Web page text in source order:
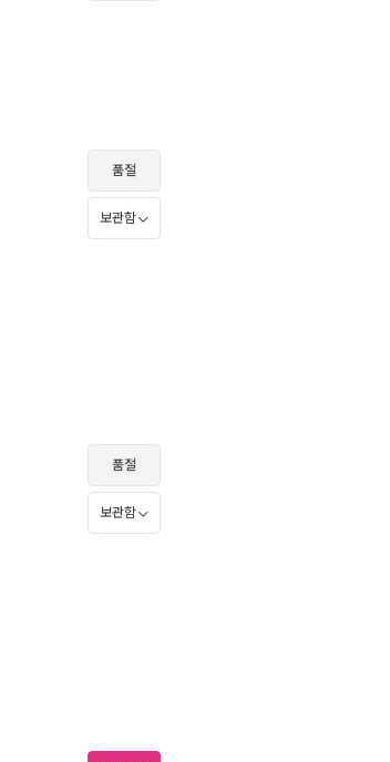
품절
보관함
품절
보관함